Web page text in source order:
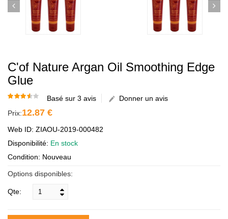
C'of Nature Argan Oil Smoothing Edge
Glue
Basé sur 3 avis
Donner un avis
Prix:12.87 €
Web ID: ZIAOU-2019-000482
Disponibilité: En stock
Condition: Nouveau
Options disponibles:
Qte: